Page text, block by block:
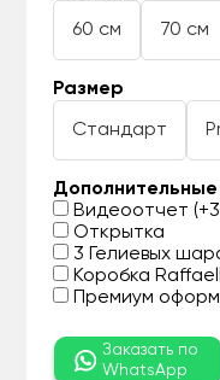
60 см 70 см
Размер
Стандарт
Дополнительные
Видеоотчет
Открытка
3 Гелиевых
Коробка
Премиум
Заказать по
WhatsApp